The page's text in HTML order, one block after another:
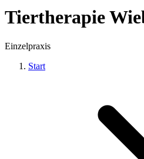
Tiertherapie
Einzelpraxis
Start